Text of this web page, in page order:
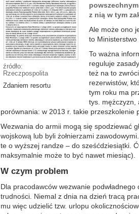
źródło:
Rzeczpospolita
Zdaniem resortu
z nią w tym
Ale może ono
to Ministerstwo
To ważna
reguluje
też na to
rezerwistów,
tym roku ma
tys. mężczyzn,
porównania: w 2013 r. takie przeszkolenie
Wezwania do armii mogą się spodziewać
wojskową lub byli żołnierzami
te o wyższej randze – do sześćdziesiątki.
maksymalnie może to być nawet miesiąc).
W czym problem
Dla pracodawców wezwanie
trudności. Niemal z dnia na dzień tracą
mu więc udzielić tzw. urlopu